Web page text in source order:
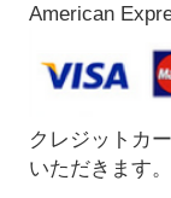
American
クレジットカ
いただきます。